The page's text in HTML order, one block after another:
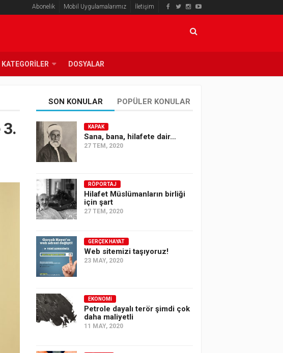
Abonelik Mobil Uygulamalarımız İletişim
KATEGORILER DOSYALAR
SON KONULAR POPÜLER KONULAR
KAPAK
Sana, bana, hilafete dair…
27 TEM, 2020
RÖPORTAJ
Hilafet Müslümanların birliği
için şart
27 TEM, 2020
GERÇEK HAYAT
Web sitemizi taşıyoruz!
23 MAY, 2020
EKONOMI
Petrole dayalı terör şimdi çok
daha maliyetli
11 MAY, 2020